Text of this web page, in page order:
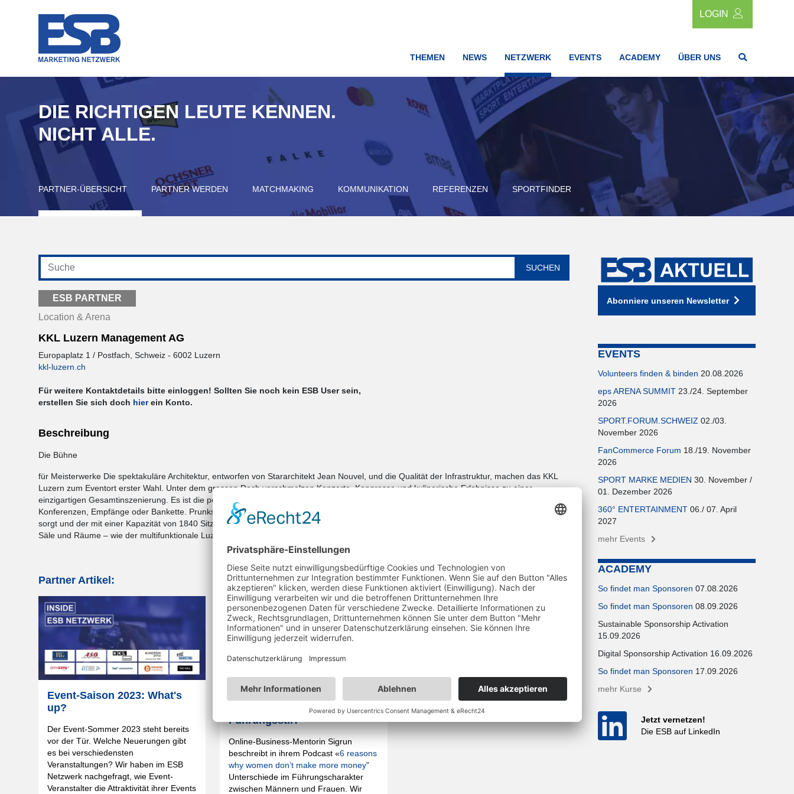
LOGIN
THEMEN NEWS NETZWERK EVENTS ACADEMY ÜBER UNS
DIE RICHTIGEN LEUTE KENNEN.
NICHT ALLE.
PARTNER-ÜBERSICHT PARTNER WERDEN MATCHMAKING KOMMUNIKATION REFERENZEN SPORTFINDER
ESB PARTNER
Location & Arena
KKL Luzern Management AG
Europaplatz 1 / Postfach, Schweiz - 6002 Luzern
kkl-luzern.ch
Für weitere Kontaktdetails bitte einloggen! Sollten Sie noch kein ESB User sein,
erstellen Sie sich doch hierein Konto.
Beschreibung
Die Bühne
für Meisterwerke Die spektakuläre Architektur, entworfen von Stararchitekt Jean Nouvel, und die Qualität der Infrastruktur, machen das KKL
Luzern zum Eventort erster Wahl. Unter dem grossen Dach verschmelzen Konzerte, Kongresse und kulinarische Erlebnisse zu einer
einzigartigen Gesamtinszenierung. Es ist die perfekte Location für Produktpräsentationen, Jubiläumsfeiern, Award-Verleihungen,
Konferenzen, Empfänge oder Bankette. Prunkstück des Gebäudes ist der Konzertsaal, dessen Akustik für unvergessliche Klangmomente
sorgt und der mit einer Kapazität von 1840 Sitzplätzen auch für Kongresse vielfältige Inszenierungsmöglichkeiten bietet. Zahlreiche weitere
Säle und Räume – wie der multifunktionale Luzerner Saal – machen das KKL Luzern zur attraktiven Begegnungsstätte.
Partner Artikel:
Event-Saison 2023: What's
up?
Der Event-Sommer 2023 steht bereits
vor der Tür. Welche Neuerungen gibt
es bei verschiedensten
Veranstaltungen? Wir haben im ESB
Netzwerk nachgefragt, wie Event-
Veranstalter die Attraktivität ihrer Events
Gibt es genderspezifische
Unterschiede im
Führungsstil?
Online-Business-Mentorin Sigrun
beschreibt in ihrem Podcast «6 reasons
why women don’t make more money”
Unterschiede im Führungscharakter
zwischen Männern und Frauen. Wir
Abonniere unseren Newsletter
EVENTS
Volunteers finden & binden 20.08.2026
eps ARENA SUMMIT 23./24. September
2026
SPORT.FORUM.SCHWEIZ 02./03.
November 2026
FanCommerce Forum 18./19. November
2026
SPORT MARKE MEDIEN 30. November /
01. Dezember 2026
360° ENTERTAINMENT 06./ 07. April
2027
mehr Events
ACADEMY
So findet man Sponsoren 07.08.2026
So findet man Sponsoren 08.09.2026
Sustainable Sponsorship Activation
15.09.2026
Digital Sponsorship Activation 16.09.2026
So findet man Sponsoren 17.09.2026
mehr Kurse
Jetzt vernetzen!
Die ESB auf LinkedIn